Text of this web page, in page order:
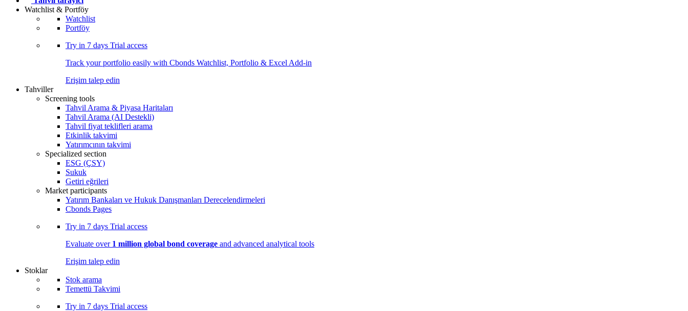
Watchlist & Portföy
Watchlist
Portföy
Try in 7 days Trial access
Track your portfolio easily with Cbonds Watchlist, Portfolio & Excel Add-in
Erişim talep edin
Tahviller
Screening tools
Tahvil Arama & Piyasa Haritaları
Tahvil Arama (AI Destekli)
Tahvil fiyat teklifleri arama
Etkinlik takvimi
Yatırımcının takvimi
Specialized section
ESG (ÇSY)
Sukuk
Getiri eğrileri
Market participants
Yatırım Bankaları ve Hukuk Danışmanları Derecelendirmeleri
Cbonds Pages
Try in 7 days Trial access
Evaluate over 1 million global bond coverage and advanced analytical tools
Erişim talep edin
Stoklar
Stok arama
Temettü Takvimi
Try in 7 days Trial access